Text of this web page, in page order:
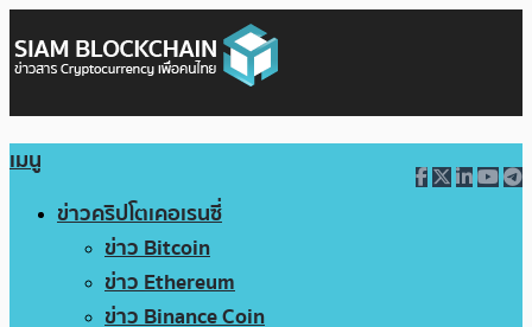
เมนู
ข่าวคริปโตเคอเรนซี่
ข่าว Bitcoin
ข่าว Ethereum
ข่าว Binance Coin